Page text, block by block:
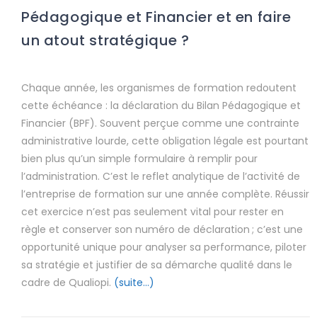
Pédagogique et Financier et en faire
un atout stratégique ?
Chaque année, les organismes de formation redoutent
cette échéance : la déclaration du Bilan Pédagogique et
Financier (BPF). Souvent perçue comme une contrainte
administrative lourde, cette obligation légale est pourtant
bien plus qu’un simple formulaire à remplir pour
l’administration. C’est le reflet analytique de l’activité de
l’entreprise de formation sur une année complète. Réussir
cet exercice n’est pas seulement vital pour rester en
règle et conserver son numéro de déclaration ; c’est une
opportunité unique pour analyser sa performance, piloter
sa stratégie et justifier de sa démarche qualité dans le
cadre de Qualiopi. (suite…)